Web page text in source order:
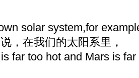
solar system,for
，在我们的太阳系里，
far too hot and Mars is